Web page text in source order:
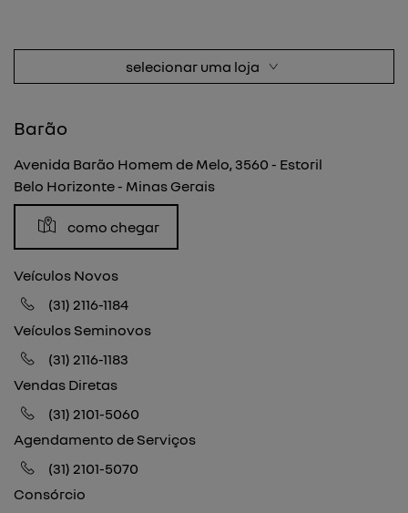
selecionar uma loja
Barão
Avenida Barão Homem de Melo, 3560 - Estoril
Belo Horizonte - Minas Gerais
como chegar
Veículos Novos
(31) 2116-1184
Veículos Seminovos
(31) 2116-1183
Vendas Diretas
(31) 2101-5060
Agendamento de Serviços
(31) 2101-5070
Consórcio